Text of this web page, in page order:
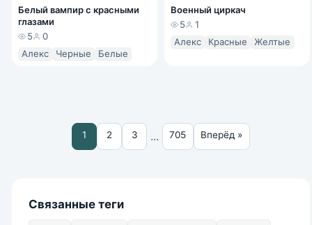
Белый вампир с красными
глазами
5
0
Алекс
Черные Белые
Военный циркач
5
1
Алекс
Красные Желтые
1 2 3 ... 705 Вперёд »
Связанные теги